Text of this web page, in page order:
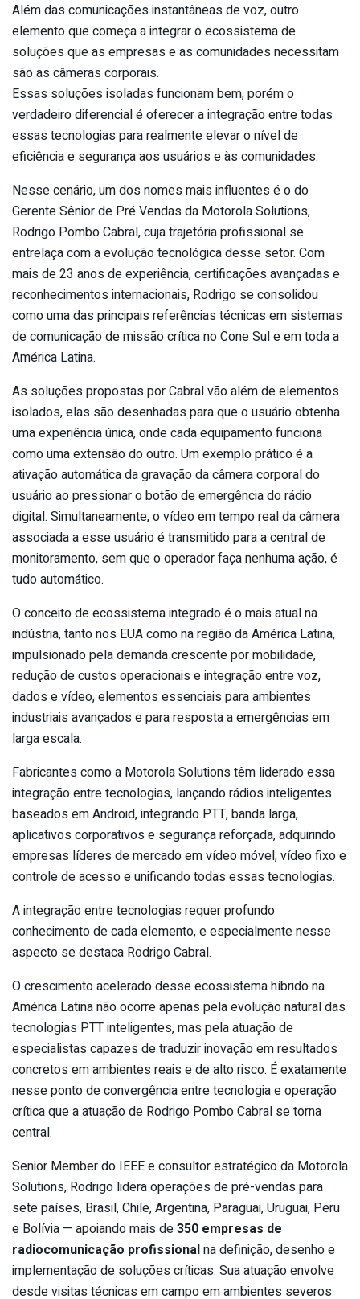
Além das comunicações instantâneas de voz, outro
elemento que começa a integrar o ecossistema de
soluções que as empresas e as comunidades necessitam
são as câmeras corporais.
Essas soluções isoladas funcionam bem, porém o
verdadeiro diferencial é oferecer a integração entre todas
essas tecnologias para realmente elevar o nível de
eficiência e segurança aos usuários e às comunidades.
Nesse cenário, um dos nomes mais influentes é o do
Gerente Sênior de Pré Vendas da Motorola Solutions,
Rodrigo Pombo Cabral, cuja trajetória profissional se
entrelaça com a evolução tecnológica desse setor. Com
mais de 23 anos de experiência, certificações avançadas e
reconhecimentos internacionais, Rodrigo se consolidou
como uma das principais referências técnicas em sistemas
de comunicação de missão crítica no Cone Sul e em toda a
América Latina.
As soluções propostas por Cabral vão além de elementos
isolados, elas são desenhadas para que o usuário obtenha
uma experiência única, onde cada equipamento funciona
como uma extensão do outro. Um exemplo prático é a
ativação automática da gravação da câmera corporal do
usuário ao pressionar o botão de emergência do rádio
digital. Simultaneamente, o vídeo em tempo real da câmera
associada a esse usuário é transmitido para a central de
monitoramento, sem que o operador faça nenhuma ação, é
tudo automático.
O conceito de ecossistema integrado é o mais atual na
indústria, tanto nos EUA como na região da América Latina,
impulsionado pela demanda crescente por mobilidade,
redução de custos operacionais e integração entre voz,
dados e vídeo, elementos essenciais para ambientes
industriais avançados e para resposta a emergências em
larga escala.
Fabricantes como a Motorola Solutions têm liderado essa
integração entre tecnologias, lançando rádios inteligentes
baseados em Android, integrando PTT, banda larga,
aplicativos corporativos e segurança reforçada, adquirindo
empresas líderes de mercado em vídeo móvel, vídeo fixo e
controle de acesso e unificando todas essas tecnologias.
A integração entre tecnologias requer profundo
conhecimento de cada elemento, e especialmente nesse
aspecto se destaca Rodrigo Cabral.
O crescimento acelerado desse ecossistema híbrido na
América Latina não ocorre apenas pela evolução natural das
tecnologias PTT inteligentes, mas pela atuação de
especialistas capazes de traduzir inovação em resultados
concretos em ambientes reais e de alto risco. É exatamente
nesse ponto de convergência entre tecnologia e operação
crítica que a atuação de Rodrigo Pombo Cabral se torna
central.
Senior Member do IEEE e consultor estratégico da Motorola
Solutions, Rodrigo lidera operações de pré-vendas para
sete países, Brasil, Chile, Argentina, Paraguai, Uruguai, Peru
e Bolívia — apoiando mais de350 empresas de
radiocomunicação profissionalna definição, desenho e
implementação de soluções críticas. Sua atuação envolve
desde visitas técnicas em campo em ambientes severos